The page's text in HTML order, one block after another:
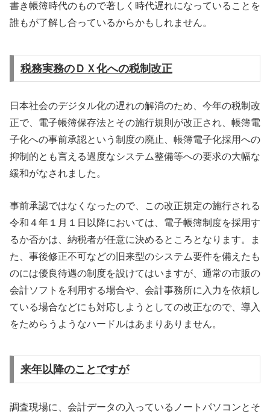
書き帳簿時代のもので著しく時代遅れになっていることを
誰もが了解し合っているからかもしれません。
税務実務のＤＸ化への税制改正
日本社会のデジタル化の遅れの解消のため、今年の税制改
正で、電子帳簿保存法とその施行規則が改正され、帳簿電
子化への事前承認という制度の廃止、帳簿電子化採用への
抑制的とも言える過度なシステム整備等への要求の大幅な
緩和がなされました。
事前承認ではなくなったので、この改正規定の施行される
令和４年１月１日以降においては、電子帳簿制度を採用す
るか否かは、納税者が任意に決めるところとなります。ま
た、事後修正不可などの旧来型のシステム要件を備えたも
のには優良待遇の制度を設けてはいますが、通常の市販の
会計ソフトを利用する場合や、会計事務所に入力を依頼し
ている場合などにも対応しようとしての改正なので、導入
をためらうようなハードルはあまりありません。
来年以降のことですが
調査現場に、会計データの入っているノートパソコンとそ